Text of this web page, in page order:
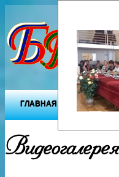
ГЛАВНАЯ О ФОНДЕ
Видеогалерея